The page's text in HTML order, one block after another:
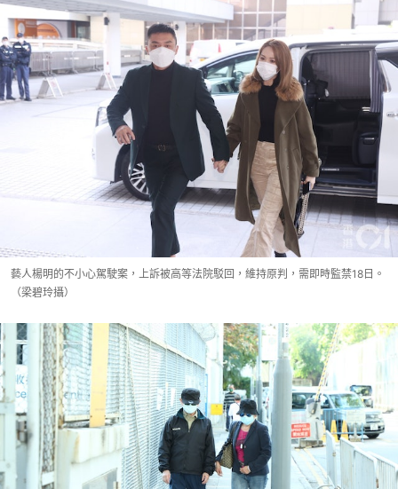
藝人楊明的不小心駕駛案，上訴被高等法院駁回，維持原判，需即時監禁18日。
（梁碧玲攝）